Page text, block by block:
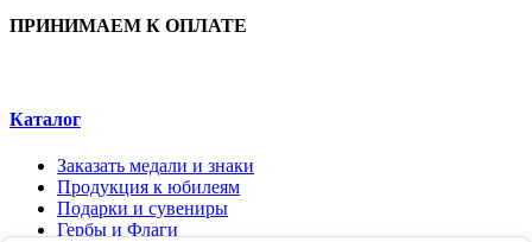
ПРИНИМАЕМ К ОПЛАТЕ
Каталог
Заказать медали и знаки
Продукция к юбилеям
Подарки и сувениры
Гербы и Флаги